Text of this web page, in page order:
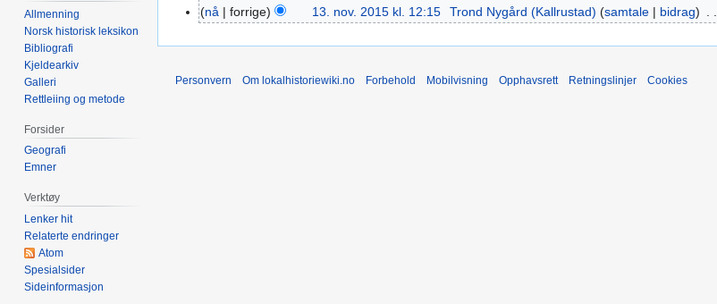
jan.
13.
nå forrige 13. nov. 2015 kl. 12:15 Trond Nygård (Kallrustad) samtale bidrag
Allmenning
Norsk historisk leksikon
Bibliografi
Kjeldearkiv
Galleri
Rettleiing og metode
Forsider
Geografi
Emner
Verktøy
Lenker hit
Relaterte endringer
Atom
Spesialsider
Sideinformasjon
Personvern Om lokalhistoriewiki.no Forbehold Mobilvisning Opphavsrett Retningslinjer Cookies